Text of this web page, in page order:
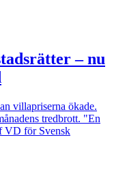
– nu
villapriserna ökade.
tredbrott. "En
VD för Svensk